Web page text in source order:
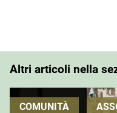
Altri articoli nella
COMUNITÀ